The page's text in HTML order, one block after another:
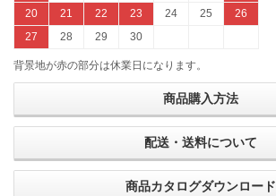
20
21 22 23 24 25
26
27
28 29 30
背景地が赤の部分は休業日になります。
商品購入方法
配送・送料について
商品カタログダウンロード